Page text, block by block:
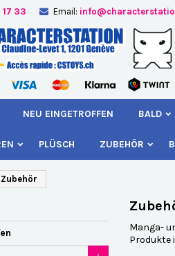
17 33 Email:
NEU EINGETROFFEN BALD
PLÜSCH ZUBEHÖR
Zubehör
Manga-
Produkte